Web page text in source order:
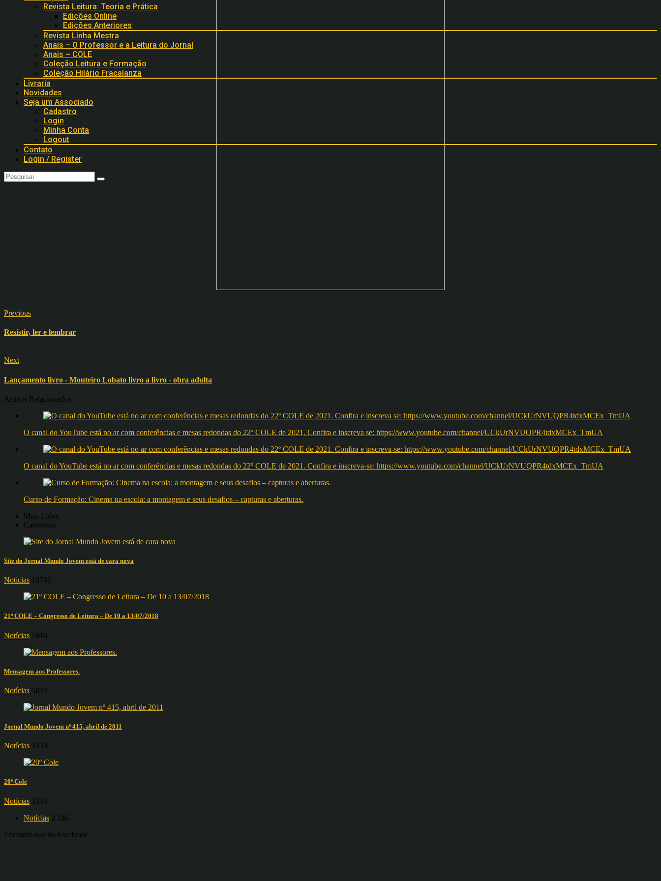
Revista Leitura: Teoria e Prática
Edições Online
Edições Anteriores
Revista Linha Mestra
Anais – O Professor e a Leitura do Jornal
Anais – COLE
Coleção Leitura e Formação
Coleção Hilário Fracalanza
Livraria
Novidades
Seja um Associado
Cadastro
Login
Minha Conta
Logout
Contato
Login / Register
Previous
Resistir, ler e lembrar
Next
Lançamento livro - Monteiro Lobato livro a livro - obra adulta
Artigos Relacionados
O canal do YouTube está no ar com conferências e mesas redondas do 22º COLE de 2021. Confira e inscreva se: https://www.youtube.com/channel/UCkUrNVUQPR4tdxMCEx_TmUA
O canal do YouTube está no ar com conferências e mesas redondas do 22º COLE de 2021. Confira e inscreva-se: https://www.youtube.com/channel/UCkUrNVUQPR4tdxMCEx_TmUA
Curso de Formação: Cinema na escola: a montagem e seus desafios – capturas e aberturas.
Mais Lidos
Categorias
Site do Jornal Mundo Jovem está de cara nova
Notícias 16795
21º COLE – Congresso de Leitura – De 10 a 13/07/2018
Notícias 7816
Mensagem aos Professores.
Notícias 5879
Jornal Mundo Jovem nº 415, abril de 2011
Notícias 5359
20º Cole
Notícias 3345
Notícias 2.146
Encontre-nos no Facebook